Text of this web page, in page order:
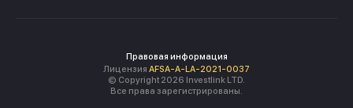
Правовая информация
Лицензия AFSA-A-LA-2021-0037
© Copyright 2026 Investlink LTD.
Все права зарегистрированы.